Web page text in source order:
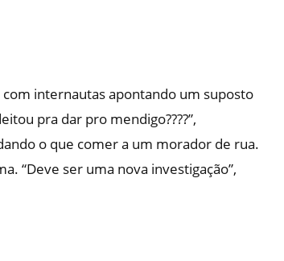
internautas apontando um suposto
pra dar pro mendigo????”,
o que comer a um morador de rua.
“Deve ser uma nova investigação”,